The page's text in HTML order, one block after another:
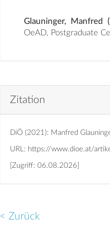
Glauninger, Manfred
Zitation
DiÖ (2021): Manfred
URL: https://www.dioe.at/
[Zugriff: 06.08.2026]
< Zurück